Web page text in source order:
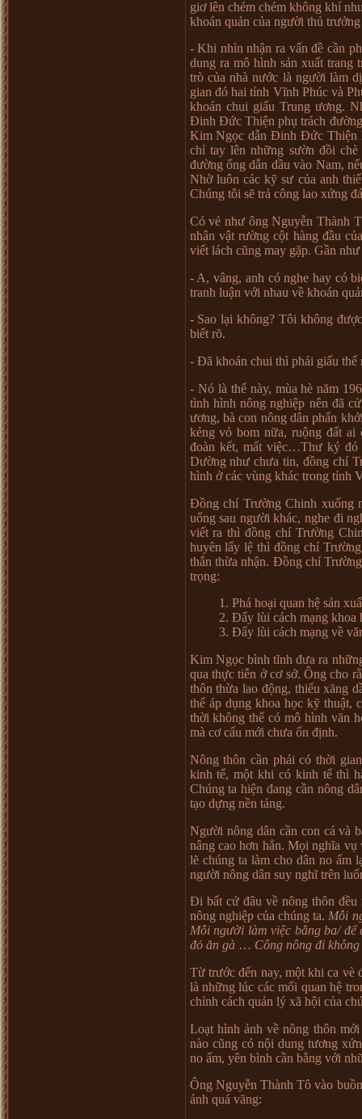
giơlên chém chém không khí nh
khoán quản của người thủ trưở
- Khi nhìn nhận ra vấn đề cần ph
dung ra mô hình sản xuất trang
trò của nhà nước là người làm dị
gian đó hai tỉnh Vĩnh Phúc và
khoán chui giấu Trung ương.
Đinh Đức Thiện phụ trách đườ
Kim Ngọc dẫn Đinh Đức Thiện
chỉtay lên những sườn đồi chè
đường ống dẫn dầu vào Nam, nế
Nhờluôn các kỹ sư của anh thiế
Chúng tôi sẽtrả công lao xứng
Có vẻ nhưông Nguyễn Thành
nhân vật rường cột hàng đầu củ
viết lách cũng may gặp. Gần như
- A, vâng, anh có nghe hay có bi
tranh luận với nhau vềkhoán quả
- Sao lại không? Tôi không đượ
biết rõ.
- Đã khoán chui thì phải giấu thế
- Nó là thếnày, mùa hè năm
tình hình nông nghiệp nên đã cử
ương, bà con nông dân phấn khở
kẻng vỏ bom nữa, ruộng đất ai
đoàn kết, mất việc…Thưký đó
Dường như chưa tin, đồng chí
hình ởcác vùng khác trong tỉnh
Đồng chí Trường Chinh xuống
uống sau người khác, nghe đi
viết ra thì đồng chí Trường
huyên lấy lệ thì đồng chí Trườ
thắn thừa nhận. Đồng chí Trườ
trọng:
1. Phá hoại quan hệsản xuấ
2. Đẩy lùi cách mạng khoa
3. Đẩy lùi cách mạng về
Kim Ngọc bình tĩnh đưa ra nhữ
qua thực tiễn ởcơsở. Ông cho rằ
thôn thừa lao động, thiếu xăng d
thểáp dụng khoa học kỹthuật, c
thời không thể có mô hình văn
mà cơcấu mới chưa ổn định.
Nông thôn cần phải có thời
kinh tế, một khi có kinh tếthì
Chúng ta hiện đang cần nông
tạo dựng nền tảng.
Người nông dân cần con cá và
nâng cao hơn hẳn. Mọi nghĩa vụ
lẽchúng ta làm cho dân noấm l
người nông dân suy nghĩ trên luố
Đi bất cứđâu vềnông thôn đều
nông nghiệp của chúng ta. Mỗi
Mỗi người làm việc bằng ba/ để
đỏăn gà … Công nông đi không
Từtrước đến nay, một khi ca vè
là những lúc các mối quan hệ
chỉnh cách quản lý xã hội của
Loạt hình ảnh về nông thôn mới
nào cũng có nội dung tương xứ
no ấm, yên bình cần bằng với nh
Ông Nguyễn Thành Tô vào buồ
ảnh quá vãng: